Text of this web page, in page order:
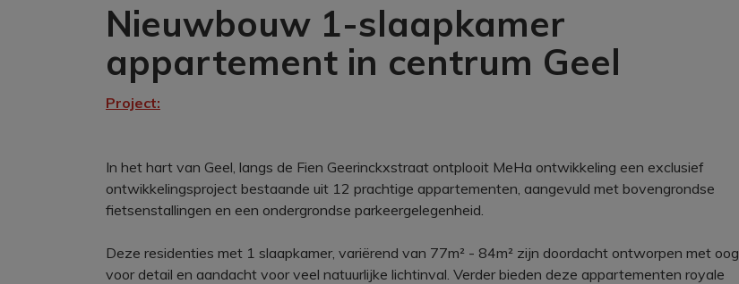
Nieuwbouw 1-slaapkamer
appartement in centrum Geel
Project:
In het hart van Geel, langs de Fien Geerinckxstraat ontplooit MeHa ontwikkeling een exclusief
ontwikkelingsproject bestaande uit 12 prachtige appartementen, aangevuld met bovengrondse
fietsenstallingen en een ondergrondse parkeergelegenheid.
Deze residenties met 1 slaapkamer, variërend van 77m² - 84m² zijn doordacht ontworpen met oog
voor detail en aandacht voor veel natuurlijke lichtinval. Verder bieden deze appartementen royale